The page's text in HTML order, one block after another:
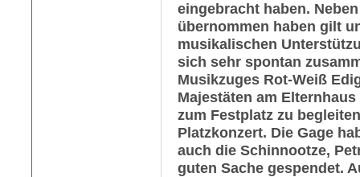
eingebracht haben.
übernommen haben gilt
musikalischen
sich sehr spontan
Musikzuges Rot-Weiß
Majestäten am
zum Festplatz zu
Platzkonzert. Die Gage
auch die Schinnootze,
guten Sache gespendet.